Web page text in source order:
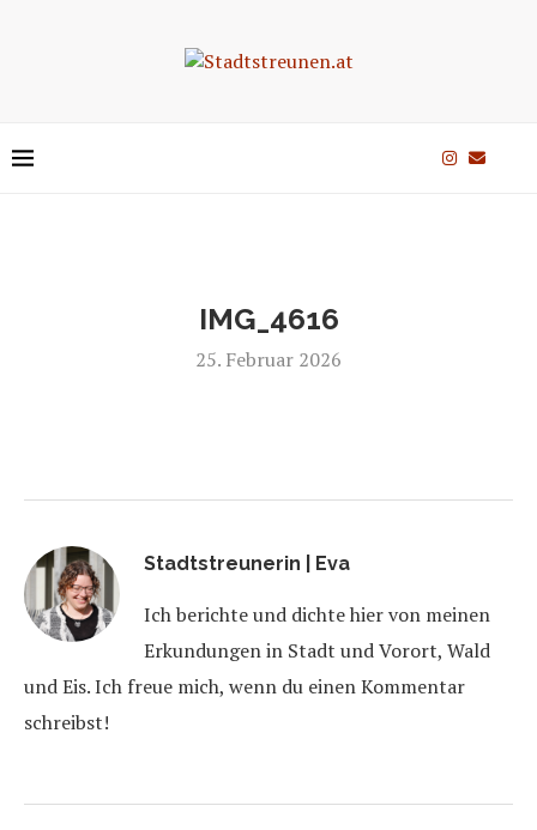
IMG_4616
25. Februar 2026
Stadtstreunerin | Eva
Ich berichte und dichte hier von meinen
Erkundungen in Stadt und Vorort, Wald
und Eis. Ich freue mich, wenn du einen Kommentar
schreibst!